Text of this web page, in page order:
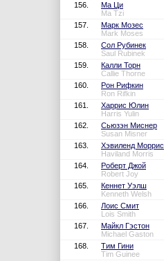
156.
Ма Ци
Ma Tzi
157.
Марк Мозес
Mark Moses
158.
Сол Рубинек
Saul Rubinek
159.
Калли Торн
Callie Thorne
160.
Рон Рифкин
Ron Rifkin
161.
Харрис Юлин
Harris Yulin
162.
Сьюзэн Миснер
Susan Misner
163.
Хэвиленд Моррис
Haviland Morris
164.
Роберт Джой
Robert Joy
165.
Кеннет Уэлш
Kenneth Welsh
166.
Лоис Смит
Lois Smith
167.
Майкл Гэстон
Michael Gaston
168.
Тим Гини
Tim Guinee